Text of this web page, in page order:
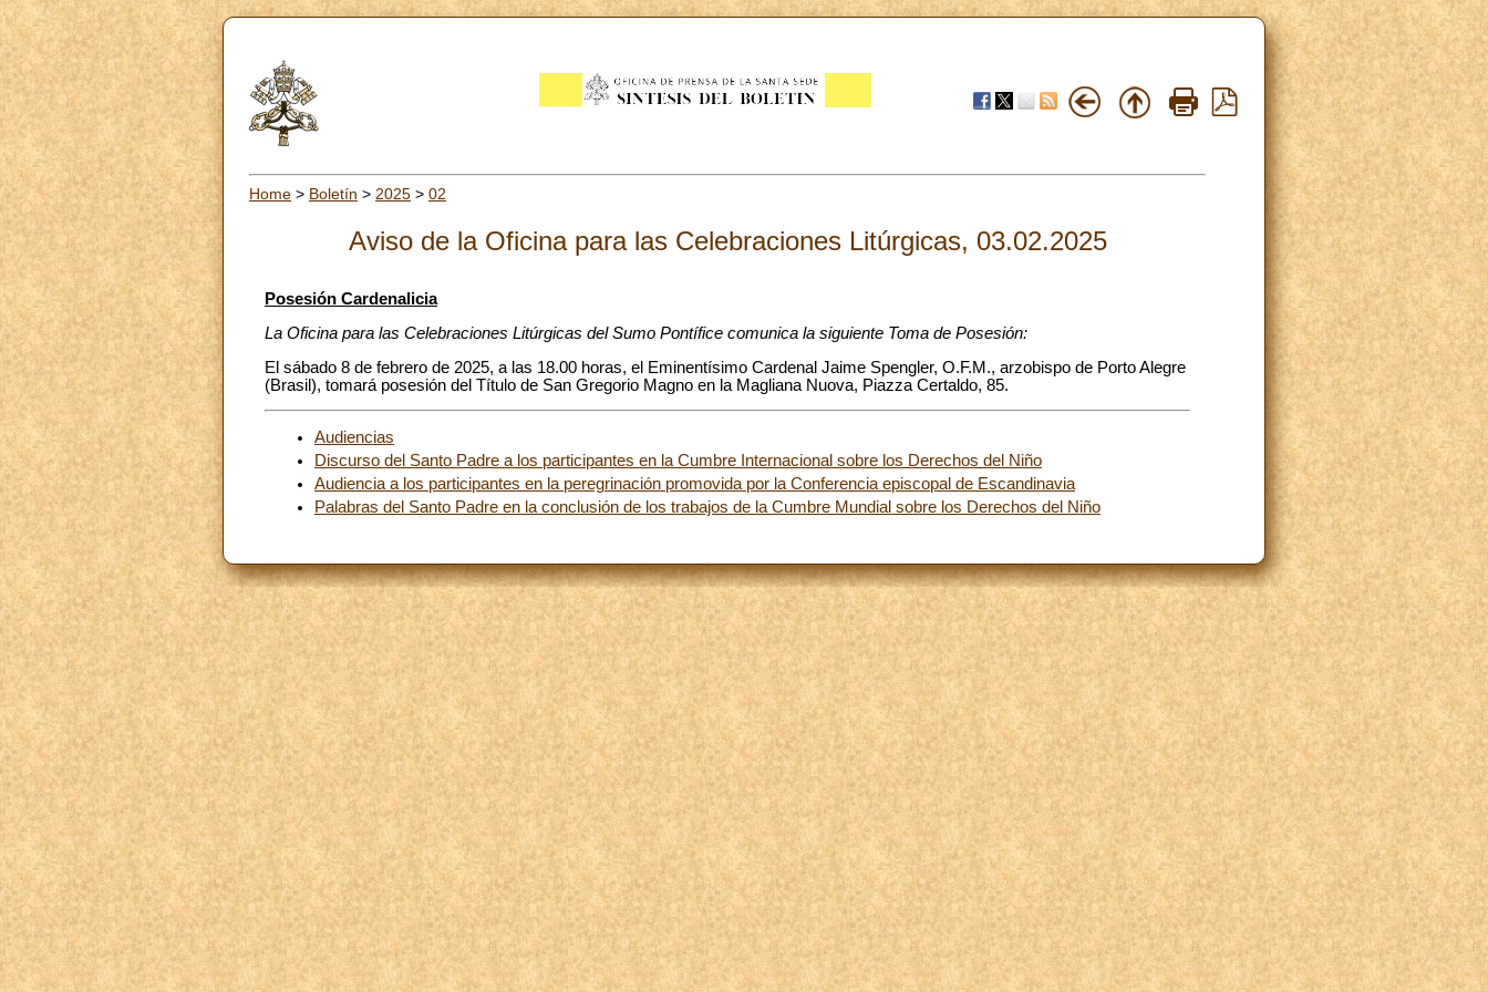
Home > Boletín > 2025 > 02
Aviso de la Oficina para las Celebraciones Litúrgicas, 03.02.2025
Posesión Cardenalicia
La Oficina para las Celebraciones Litúrgicas del Sumo Pontífice comunica la siguiente Toma de Posesión:
El sábado 8 de febrero de 2025, a las 18.00 horas, el Eminentísimo Cardenal Jaime Spengler, O.F.M., arzobispo de Porto Alegre
(Brasil), tomará posesión del Título de San Gregorio Magno en la Magliana Nuova, Piazza Certaldo, 85.
Audiencias
Discurso del Santo Padre a los participantes en la Cumbre Internacional sobre los Derechos del Niño
Audiencia a los participantes en la peregrinación promovida por la Conferencia episcopal de Escandinavia
Palabras del Santo Padre en la conclusión de los trabajos de la Cumbre Mundial sobre los Derechos del Niño